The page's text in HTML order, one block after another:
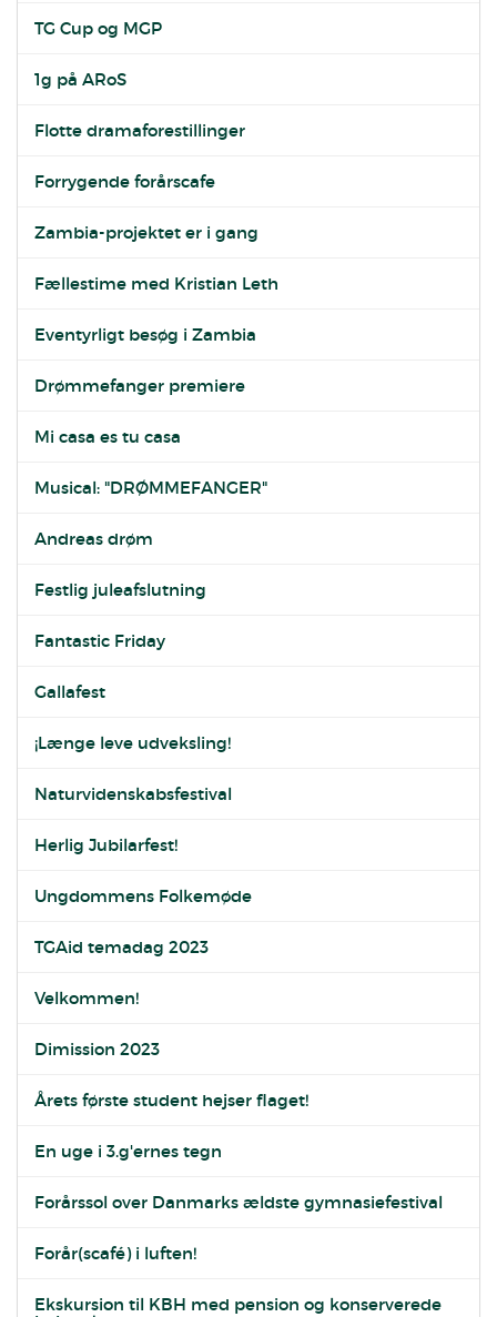
TG Cup og MGP
1g på ARoS
Flotte dramaforestillinger
Forrygende forårscafe
Zambia-projektet er i gang
Fællestime med Kristian Leth
Eventyrligt besøg i Zambia
Drømmefanger premiere
Mi casa es tu casa
Musical: "DRØMMEFANGER"
Andreas drøm
Festlig juleafslutning
Fantastic Friday
Gallafest
¡Længe leve udveksling!
Naturvidenskabsfestival
Herlig Jubilarfest!
Ungdommens Folkemøde
TGAid temadag 2023
Velkommen!
Dimission 2023
Årets første student hejser flaget!
En uge i 3.g'ernes tegn
Forårssol over Danmarks ældste gymnasiefestival
Forår(scafé) i luften!
Ekskursion til KBH med pension og konserverede